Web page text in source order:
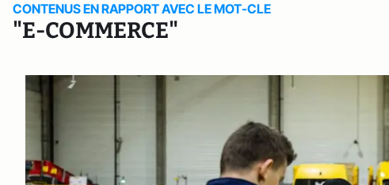
CONTENUS EN RAPPORT AVEC LE MOT-CLE
"E-COMMERCE"